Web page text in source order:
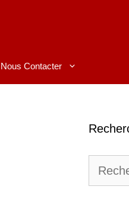
Nous Contacter